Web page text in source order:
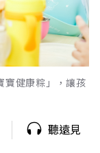
寶健康粽」，讓孩
聽遠見